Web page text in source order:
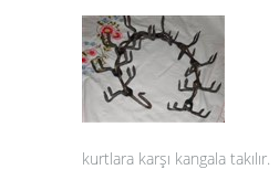
kurtlara karşı kangala takılır.